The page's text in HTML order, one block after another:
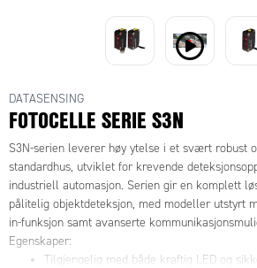
DATASENSING
FOTOCELLE SERIE S3N
S3N-serien leverer høy ytelse i et svært robust
standardhus, utviklet for krevende
industriell automasjon. Serien gir en komplett
pålitelig objektdeteksjon, med modeller utstyrt
in-funksjon samt avanserte
Egenskaper:
Tilgjengelig med både kraftig LED og